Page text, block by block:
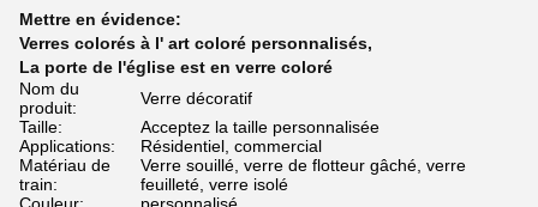
Mettre en évidence:
Verres colorés à l' art coloré personnalisés,
La porte de l'église est en verre coloré
Nom du
produit:
Verre décoratif
Taille:
Acceptez la taille personnalisée
Applications:
Résidentiel, commercial
Matériau de
train:
Verre souillé, verre de flotteur gâché, verre
feuilleté, verre isolé